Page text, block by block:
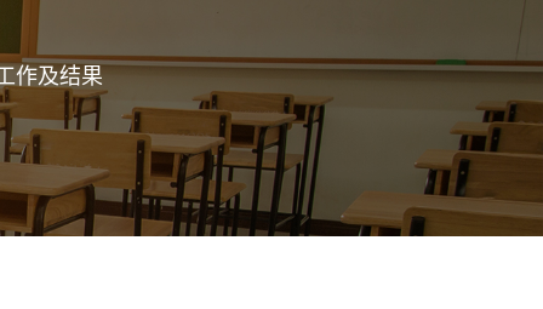
作及结果